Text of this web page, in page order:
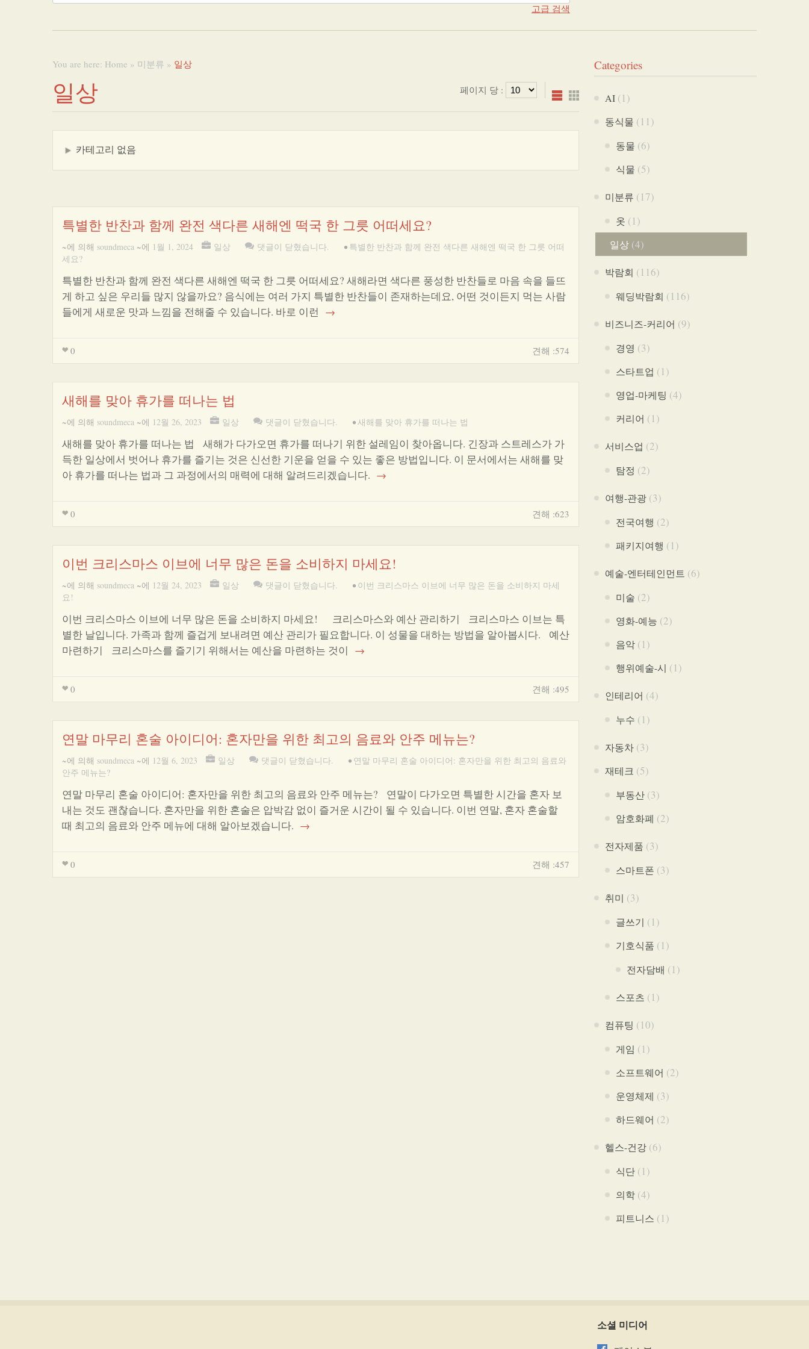
고급 검색
You are here: Home » 미분류 » 일상
일상 페이지 당 :
카테고리 없음
특별한 반찬과 함께 완전 색다른 새해엔 떡국 한 그릇 어떠세요?
~에 의해 soundmeca ~에 1월 1, 2024 일상 댓글이 닫혔습니다. • 특별한 반찬과 함께 완전 색다른 새해엔 떡국 한 그릇 어떠
세요?
특별한 반찬과 함께 완전 색다른 새해엔 떡국 한 그릇 어떠세요? 새해라면 색다른 풍성한 반찬들로 마음 속을 들뜨
게 하고 싶은 우리들 많지 않을까요? 음식에는 여러 가지 특별한 반찬들이 존재하는데요, 어떤 것이든지 먹는 사람
들에게 새로운 맛과 느낌을 전해줄 수 있습니다. 바로 이런 →
0 견해 :574
새해를 맞아 휴가를 떠나는 법
~에 의해 soundmeca ~에 12월 26, 2023 일상 댓글이 닫혔습니다. •새해를 맞아 휴가를 떠나는 법
새해를 맞아 휴가를 떠나는 법 새해가 다가오면 휴가를 떠나기 위한 설레임이 찾아옵니다. 긴장과 스트레스가 가
득한 일상에서 벗어나 휴가를 즐기는 것은 신선한 기운을 얻을 수 있는 좋은 방법입니다. 이 문서에서는 새해를 맞
아 휴가를 떠나는 법과 그 과정에서의 매력에 대해 알려드리겠습니다. →
0 견해 :623
이번 크리스마스 이브에 너무 많은 돈을 소비하지 마세요!
~에 의해 soundmeca ~에 12월 24, 2023 일상 댓글이 닫혔습니다. • 이번 크리스마스 이브에 너무 많은 돈을 소비하지 마세
요!
이번 크리스마스 이브에 너무 많은 돈을 소비하지 마세요! 크리스마스와 예산 관리하기 크리스마스 이브는 특
별한 날입니다. 가족과 함께 즐겁게 보내려면 예산 관리가 필요합니다. 이 성물을 대하는 방법을 알아봅시다. 예산
마련하기 크리스마스를 즐기기 위해서는 예산을 마련하는 것이 →
0 견해 :495
연말 마무리 혼술 아이디어: 혼자만을 위한 최고의 음료와 안주 메뉴는?
~에 의해 soundmeca ~에 12월 6, 2023 일상 댓글이 닫혔습니다. • 연말 마무리 혼술 아이디어: 혼자만을 위한 최고의 음료와
안주 메뉴는?
연말 마무리 혼술 아이디어: 혼자만을 위한 최고의 음료와 안주 메뉴는? 연말이 다가오면 특별한 시간을 혼자 보
내는 것도 괜찮습니다. 혼자만을 위한 혼술은 압박감 없이 즐거운 시간이 될 수 있습니다. 이번 연말, 혼자 혼술할
때 최고의 음료와 안주 메뉴에 대해 알아보겠습니다. →
0 견해 :457
Categories
AI (1)
동식물 (11)
동물 (6)
식물 (5)
미분류 (17)
옷 (1)
일상 (4)
박람회 (116)
웨딩박람회 (116)
비즈니즈-커리어 (9)
경영 (3)
스타트업 (1)
영업-마케팅 (4)
커리어 (1)
서비스업 (2)
탐정 (2)
여행-관광 (3)
전국여행 (2)
패키지여행 (1)
예술-엔터테인먼트 (6)
미술 (2)
영화-예능 (2)
음악 (1)
행위예술-시 (1)
인테리어 (4)
누수 (1)
자동차 (3)
재테크 (5)
부동산 (3)
암호화폐 (2)
전자제품 (3)
스마트폰 (3)
취미 (3)
글쓰기 (1)
기호식품 (1)
전자담배 (1)
스포츠 (1)
컴퓨팅 (10)
게임 (1)
소프트웨어 (2)
운영체제 (3)
하드웨어 (2)
헬스-건강 (6)
식단 (1)
의학 (4)
피트니스 (1)
소셜 미디어